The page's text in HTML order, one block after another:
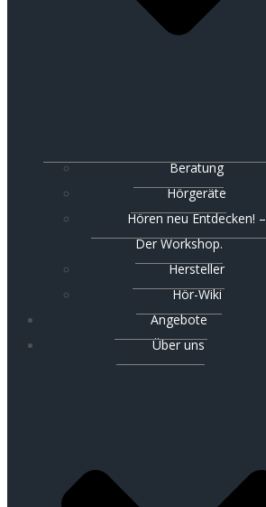
Beratung
Hörgeräte
Hören neu Entdecken! –
Der Workshop.
Hersteller
Hör-Wiki
Angebote
Über uns